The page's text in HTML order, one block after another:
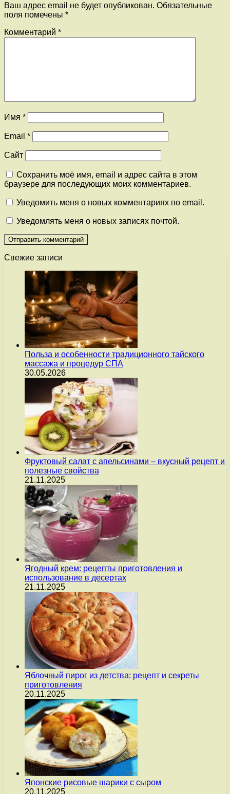
Ваш адрес email не будет опубликован. Обязательные
поля помечены *
Комментарий *
Имя *
Email *
Сайт
Сохранить моё имя, email и адрес сайта в этом
браузере для последующих моих комментариев.
Уведомить меня о новых комментариях по email.
Уведомлять меня о новых записях почтой.
Свежие записи
Польза и особенности традиционного тайского
массажа и процедур СПА
30.05.2026
Фруктовый салат с апельсинами – вкусный рецепт и
полезные свойства
21.11.2025
Ягодный крем: рецепты приготовления и
использование в десертах
21.11.2025
Яблочный пирог из детства: рецепт и секреты
приготовления
20.11.2025
Японские рисовые шарики с сыром
20.11.2025